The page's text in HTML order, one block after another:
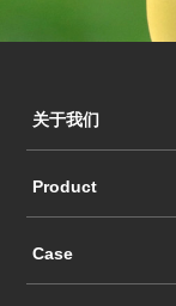
关于我们
Product
Case